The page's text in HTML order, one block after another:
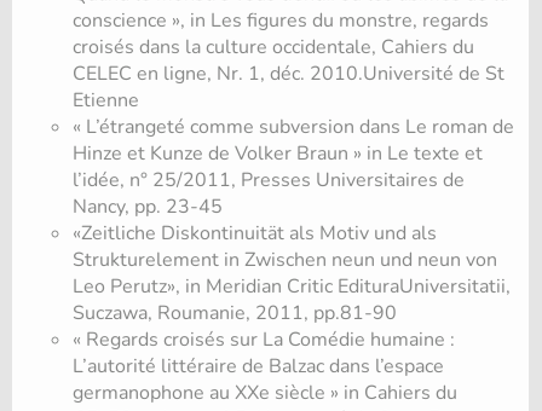
conscience », in Les figures du monstre, regards
croisés dans la culture occidentale, Cahiers du
CELEC en ligne, Nr. 1, déc. 2010.Université de St
Etienne
« L’étrangeté comme subversion dans Le roman de
Hinze et Kunze de Volker Braun » in Le texte et
l’idée, n° 25/2011, Presses Universitaires de
Nancy, pp. 23-45
«Zeitliche Diskontinuität als Motiv und als
Strukturelement in Zwischen neun und neun von
Leo Perutz», in Meridian Critic EdituraUniversitatii,
Suczawa, Roumanie, 2011, pp.81-90
« Regards croisés sur La Comédie humaine :
L’autorité littéraire de Balzac dans l’espace
germanophone au XXe siècle » in Cahiers du